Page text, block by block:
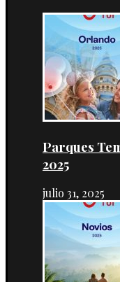
Parques
2025
julio 31, 2025